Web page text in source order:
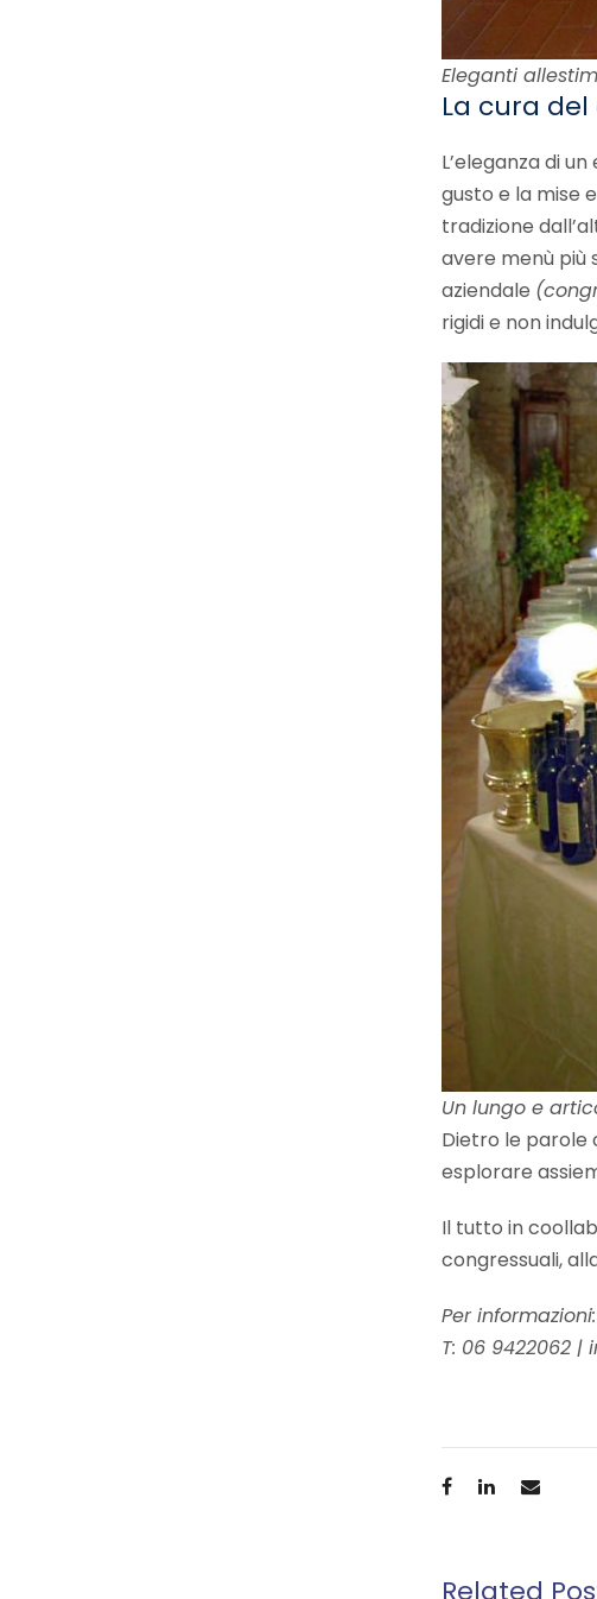
Eleganti
La cura
L’eleganza di
gusto e la mise
tradizione
avere menù più
aziendale
rigidi e non
Un lungo e
Dietro le parole
esplorare
Il tutto in
congressuali,
Per informazioni:
T: 06 9422062 |
Related